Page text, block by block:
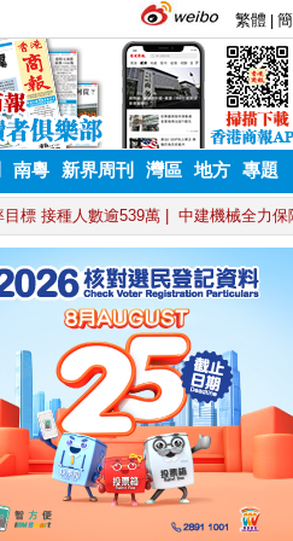
南粵 新界周刊 灣區 地方 專題